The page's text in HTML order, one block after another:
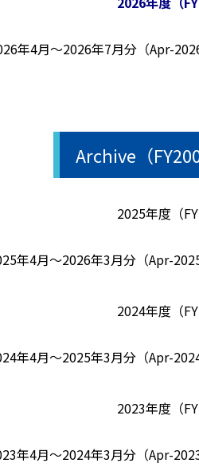
年4月～2026年7月分（Apr-
Archive（
2025年度（
年4月～2026年3月分（Apr-
2024年度（
年4月～2025年3月分（Apr-
2023年度（
年4月～2024年3月分（Apr-